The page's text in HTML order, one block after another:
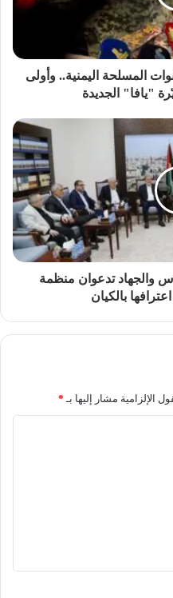
المسلحة اليمنية.. وأولى
"يافا" الجديدة
والجهاد تدعوان منظمة
بالكيان
الإلزامية مشار إليها بـ *